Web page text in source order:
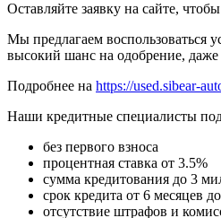
Оставляйте заявку на сайте,
Мы предлагаем воспользоваться
высокий шанс на одобрение, даже
Подробнее на https://used.sibear-
Наши кредитные специалисты
без первого взноса
процентная ставка от 3.5%
сумма кредитования до 3
срок кредита от 6 месяцев
отсутствие штрафов и